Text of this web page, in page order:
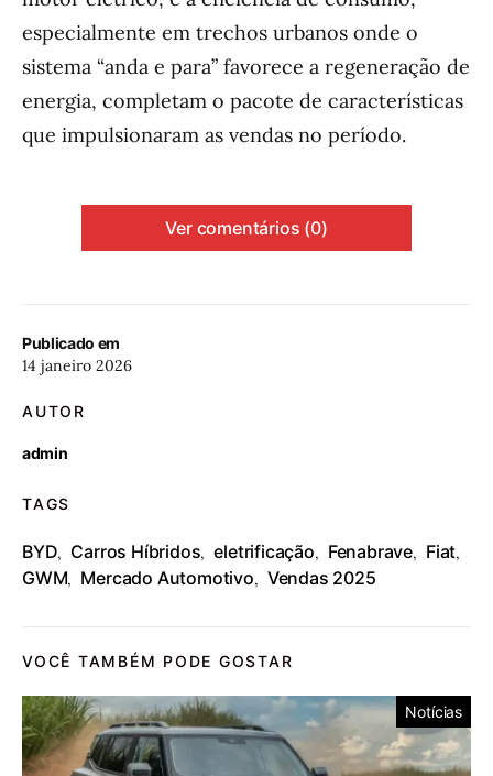
Publicado em
14 janeiro 2026
AUTOR
admin
TAGS
BYD, Carros Híbridos, eletrificação, Fenabrave, Fiat,
GWM, Mercado Automotivo, Vendas 2025
especialmente em trechos urbanos onde o
sistema “anda e para” favorece a regeneração de
energia, completam o pacote de características
que impulsionaram as vendas no período.
Ver comentários (0)
VOCÊ TAMBÉM PODE GOSTAR
Notícias